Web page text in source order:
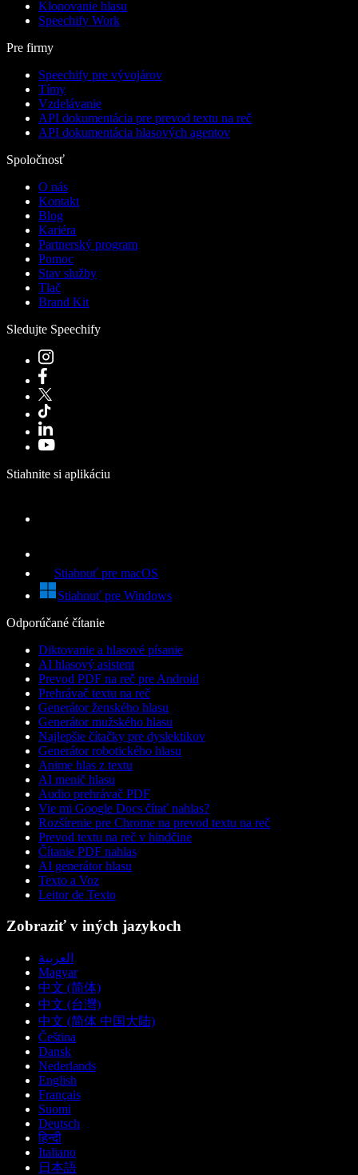
Klonovanie hlasu
Speechify Work
Pre firmy
Speechify pre vývojárov
Tímy
Vzdelávanie
API dokumentácia pre prevod textu na reč
API dokumentácia hlasových agentov
Spoločnosť
O nás
Kontakt
Blog
Kariéra
Partnerský program
Pomoc
Stav služby
Tlač
Brand Kit
Sledujte Speechify
Stiahnite si aplikáciu
Stiahnuť pre macOS
Stiahnuť pre Windows
Odporúčané čítanie
Diktovanie a hlasové písanie
AI hlasový asistent
Prevod PDF na reč pre Android
Prehrávač textu na reč
Generátor ženského hlasu
Generátor mužského hlasu
Najlepšie čítačky pre dyslektikov
Generátor robotického hlasu
Anime hlas z textu
AI menič hlasu
Audio prehrávač PDF
Vie mi Google Docs čítať nahlas?
Rozšírenie pre Chrome na prevod textu na reč
Prevod textu na reč v hindčine
Čítanie PDF nahlas
AI generátor hlasu
Texto a Voz
Leitor de Texto
Zobraziť v iných jazykoch
العربية
Magyar
中文 (简体)
中文 (台灣)
中文 (简体 中国大陆)
Čeština
Dansk
Nederlands
English
Français
Suomi
Deutsch
हिन्दी
Italiano
日本語